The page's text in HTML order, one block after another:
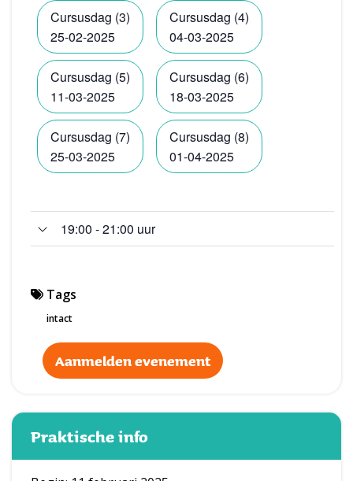
Cursusdag (3)
25-02-2025
Cursusdag (4)
04-03-2025
Cursusdag (5)
11-03-2025
Cursusdag (6)
18-03-2025
Cursusdag (7)
25-03-2025
Cursusdag (8)
01-04-2025
19:00 - 21:00 uur
Tags
intact
Aanmelden evenement
Praktische info